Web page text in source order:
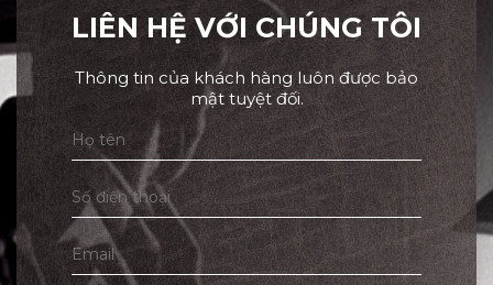
LIÊN HỆ VỚI CHÚNG TÔI
Thông tin của khách hàng luôn được bảo
mật tuyệt đối.